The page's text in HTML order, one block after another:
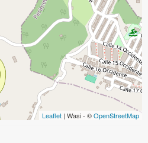
Leaflet | Wasi - ©OpenStreetMap